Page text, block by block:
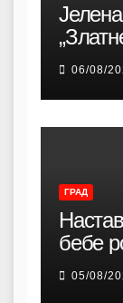
06/08/
ГРАД
бебе
05/08/